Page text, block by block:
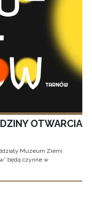
OTWARCIA
Muzeum Ziemi
będą czynne w